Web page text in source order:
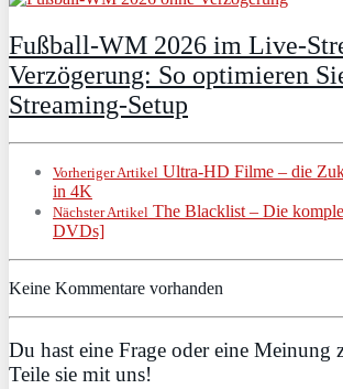
Fußball-WM 2026 im Live-
Verzögerung: So optimieren
Streaming-Setup
Vorheriger Artikel Ultra-HD Filme – die
in 4K
Nächster Artikel The Blacklist – Die
DVDs]
Keine Kommentare vorhanden
Du hast eine Frage oder eine Meinung
Teile sie mit uns!